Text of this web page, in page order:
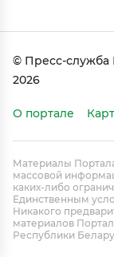
© Пресс-служба
2026
О портале
Материалы
массовой
каких-либо
Единственным
Никакого
материалов
Республики